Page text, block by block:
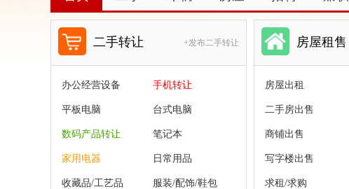
二手转让 +发布二手转让
办公经营设备 手机转让
平板电脑 台式电脑
数码产品转让 笔记本
家用电器 日常用品
收藏品/工艺品 服装/配饰/鞋包
房屋租售
房屋出租
二手房出售
商铺出售
写字楼出售
求租/求购